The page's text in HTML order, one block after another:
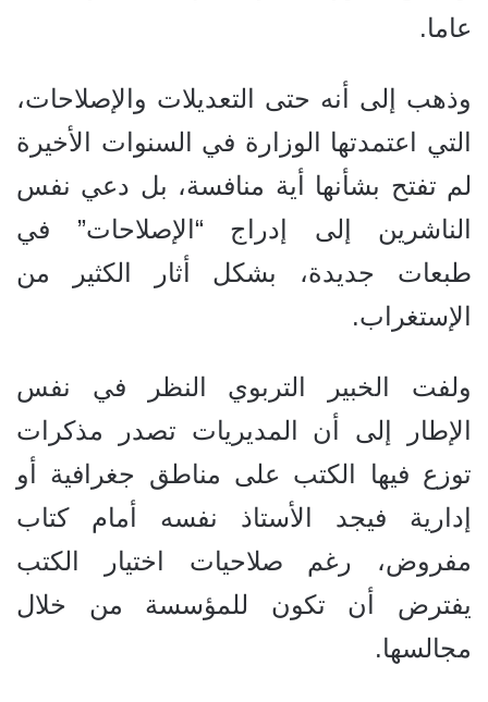
عاما.
وذهب إلى أنه حتى التعديلات والإصلاحات،
التي اعتمدتها الوزارة في السنوات الأخيرة
لم تفتح بشأنها أية منافسة، بل دعي نفس
الناشرين إلى إدراج “الإصلاحات” في
طبعات جديدة، بشكل أثار الكثير من
الإستغراب.
ولفت الخبير التربوي النظر في نفس
الإطار إلى أن المديريات تصدر مذكرات
توزع فيها الكتب على مناطق جغرافية أو
إدارية فيجد الأستاذ نفسه أمام كتاب
مفروض، رغم صلاحيات اختيار الكتب
يفترض أن تكون للمؤسسة من خلال
مجالسها.